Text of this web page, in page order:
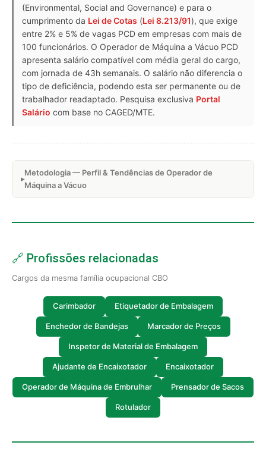
(Environmental, Social and Governance) e para o
cumprimento da Lei de Cotas (Lei 8.213/91), que exige
entre 2% e 5% de vagas PCD em empresas com mais de
100 funcionários. O Operador de Máquina a Vácuo PCD
apresenta salário compatível com média geral do cargo,
com jornada de 43h semanais. O salário não diferencia o
tipo de deficiência, podendo esta ser permanente ou de
trabalhador readaptado. Pesquisa exclusiva Portal
Salário com base no CAGED/MTE.
Metodologia — Perfil & Tendências de Operador de
Máquina a Vácuo
🔗 Profissões relacionadas
Cargos da mesma família ocupacional CBO
Carimbador Etiquetador de Embalagem
Enchedor de Bandejas Marcador de Preços
Inspetor de Material de Embalagem
Ajudante de Encaixotador Encaixotador
Operador de Máquina de Embrulhar Prensador de Sacos
Rotulador